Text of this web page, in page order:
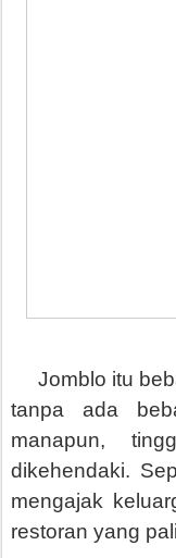
Jomblo itu
tanpa ada
manapun,
dikehendaki.
mengajak
restoran yang